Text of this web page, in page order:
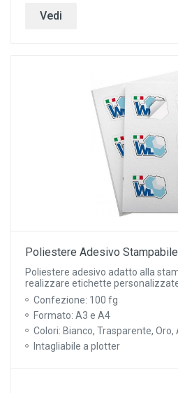
Vedi
Poliestere Adesivo
Poliestere adesivo adatto alla
realizzare etichette
Confezione: 100 fg
Formato: A3 e A4
Colori: Bianco, Trasparente, Oro,
Intagliabile a plotter